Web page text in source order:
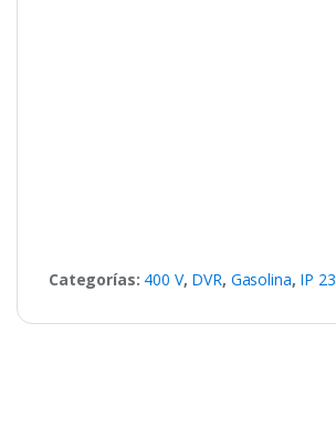
Categorías: 400 V, DVR, Gasolina, IP 23